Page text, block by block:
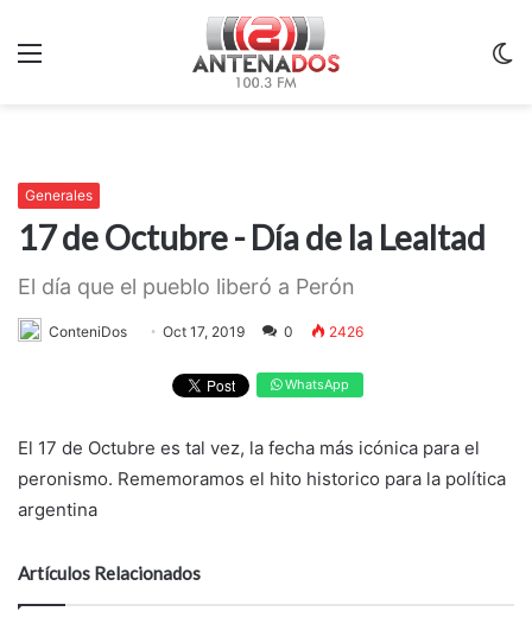
Generales
17 de Octubre - Día de la Lealtad
El día que el pueblo liberó a Perón
ConteniDos Oct 17, 2019 0 2426
WhatsApp
El 17 de Octubre es tal vez, la fecha más icónica para el
peronismo. Rememoramos el hito historico para la política
argentina
Artículos Relacionados